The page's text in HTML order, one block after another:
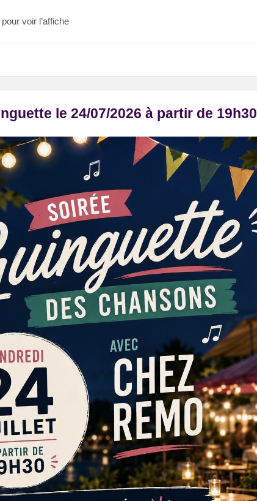
voir l’affiche
le 24/07/2026 à partir de 19h30